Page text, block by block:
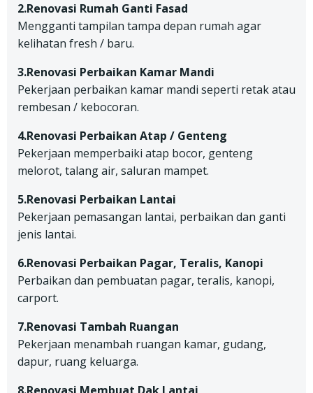
2.Renovasi Rumah Ganti Fasad
Mengganti tampilan tampa depan rumah agar
kelihatan fresh / baru.
3.Renovasi Perbaikan Kamar Mandi
Pekerjaan perbaikan kamar mandi seperti retak atau
rembesan / kebocoran.
4.Renovasi Perbaikan Atap / Genteng
Pekerjaan memperbaiki atap bocor, genteng
melorot, talang air, saluran mampet.
5.Renovasi Perbaikan Lantai
Pekerjaan pemasangan lantai, perbaikan dan ganti
jenis lantai.
6.Renovasi Perbaikan Pagar, Teralis, Kanopi
Perbaikan dan pembuatan pagar, teralis, kanopi,
carport.
7.Renovasi Tambah Ruangan
Pekerjaan menambah ruangan kamar, gudang,
dapur, ruang keluarga.